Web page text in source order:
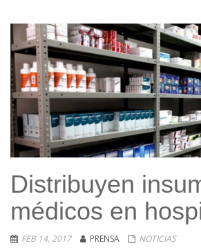
Distribuyen
médicos en
FEB 14, 2017 PRENSA NOTICIAS